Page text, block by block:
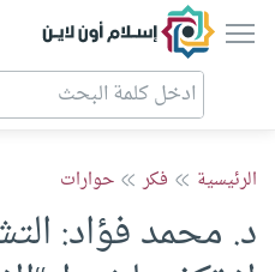
إسلام أون لاين
الرئيسية فكر حوارات
د. محمد فؤاد: